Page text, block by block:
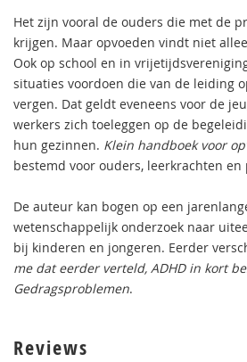
Het zijn vooral de ouders die met de
krijgen. Maar opvoeden vindt niet
Ook op school en in
situaties voordoen die van de leiding
vergen. Dat geldt eveneens voor de
werkers zich toeleggen op de
hun gezinnen. Klein handboek voor
bestemd voor ouders, leerkrachten en
De auteur kan bogen op een
wetenschappelijk onderzoek naar
bij kinderen en jongeren. Eerder
me dat eerder verteld, ADHD in kort
Gedragsproblemen.
Reviews